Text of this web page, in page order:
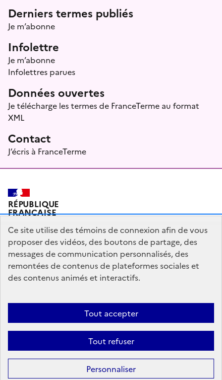
Menu prefooter
Derniers termes publiés
Je m’abonne
Infolettre
Je m’abonne
Infolettres parues
Données ouvertes
Je télécharge les termes de FranceTerme au format
XML
Contact
J’écris à FranceTerme
RÉPUBLIQUE
FRANÇAISE
Plan du site Mentions légales Qui sommes-nous ?
Partagez votre expérience pour améliorer les services
Accessibilité : partiellement conforme
gouvernement.fr
Ce site utilise des témoins de connexion afin de vous
proposer des vidéos, des boutons de partage, des
messages de communication personnalisés, des
remontées de contenus de plateformes sociales et
des contenus animés et interactifs.
Tout accepter
Tout refuser
Personnaliser